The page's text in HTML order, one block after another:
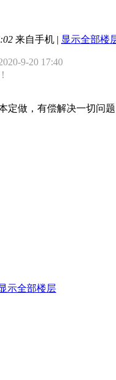
来自手机 | 显示全部楼
9-20 17:40
定做，有偿解决一切问
示全部楼层